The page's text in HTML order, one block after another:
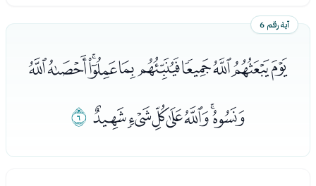
آية رقم 6
ﯭﯮﯯﯰﯱﯲﯳﯴﯵﯶ
ﯷﯸﯹﯺﯻﯼﯽﯾ